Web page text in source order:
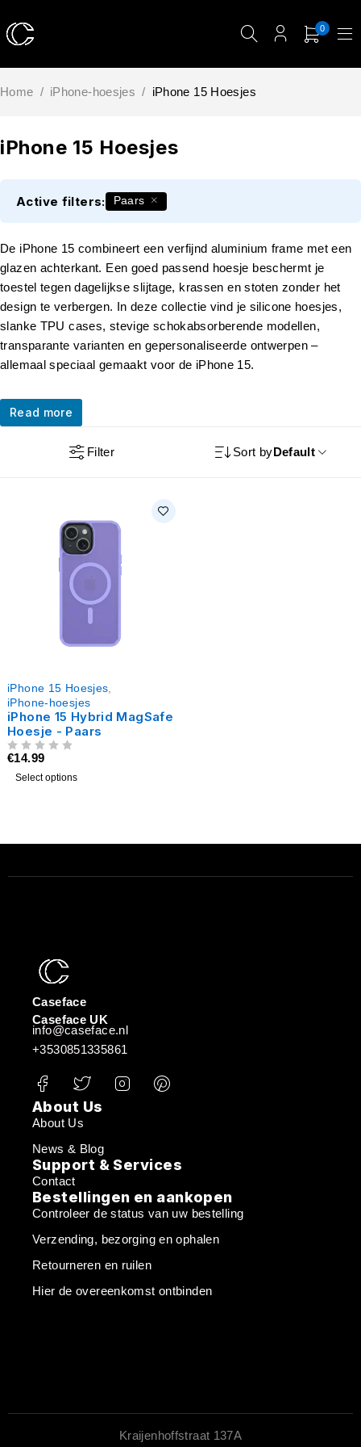
0
iPhone 15 Hoesjes
Home / iPhone-hoesjes / iPhone 15 Hoesjes
De iPhone 15 combineert een verfijnd aluminium frame met een
glazen achterkant. Een goed passend hoesje beschermt je
toestel tegen dagelijkse slijtage, krassen en stoten zonder het
design te verbergen. In deze collectie vind je silicone hoesjes,
slanke TPU cases, stevige schokabsorberende modellen,
transparante varianten en gepersonaliseerde ontwerpen –
allemaal speciaal gemaakt voor de iPhone 15.
Read more
Filter Sort byDefault
Active filters: Paars
iPhone 15 Hoesjes
iPhone-hoesjes
iPhone 15 Hybrid MagSafe
Hoesje - Paars
€14.99
Select options
Caseface
Caseface UK
info@caseface.nl
+3530851335861
About Us
About Us
News & Blog
Support & Services
Contact
Bestellingen en aankopen
Controleer de status van uw bestelling
Verzending, bezorging en ophalen
Retourneren en ruilen
Hier de overeenkomst ontbinden
Kraijenhoffstraat 137A